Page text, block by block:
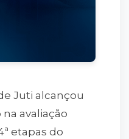
Juti alcançou
avaliação
etapas do